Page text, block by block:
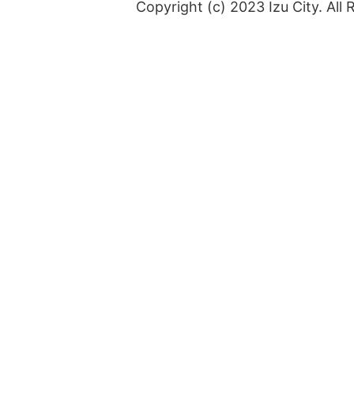
Copyright (c) 2023 Izu City. All